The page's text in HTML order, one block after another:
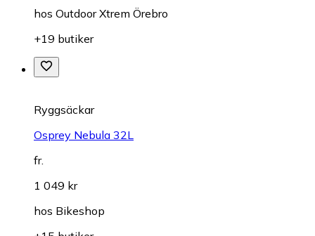
hos Outdoor Xtrem Örebro
+19 butiker
Ryggsäckar
Osprey Nebula 32L
fr.
1 049 kr
hos Bikeshop